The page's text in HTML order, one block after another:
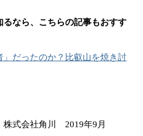
なら、こちらの記事もおすす
だったのか？比叡山を焼き討
式会社角川 2019年9月